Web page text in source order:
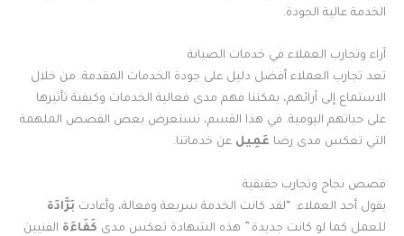
الخدمة عالية الجودة.
آراء وتجارب العملاء في خدمات الصيانة
تعد تجارب العملاء أفضل دليل على جودة الخدمات المقدمة. من خلال
الاستماع إلى آرائهم، يمكننا فهم مدى فعالية الخدمات وكيفية تأثيرها
على حياتهم اليومية. في هذا القسم، نستعرض بعض القصص الملهمة
التي تعكس مدى رضا عَمِيل عن خدماتنا.
قصص نجاح وتجارب حقيقية
يقول أحد العملاء: “لقد كانت الخدمة سريعة وفعالة، وأعادت بَرَّادَة
للعمل كما لو كانت جديدة.” هذه الشهادة تعكس مدى كَفَاءَة الفنيين